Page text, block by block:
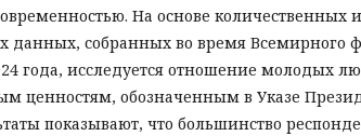
На основе количественных и
данных, собранных во время Всемирного
года, исследуется отношение молодых
ценностям, обозначенным в Указе
показывают, что большинство